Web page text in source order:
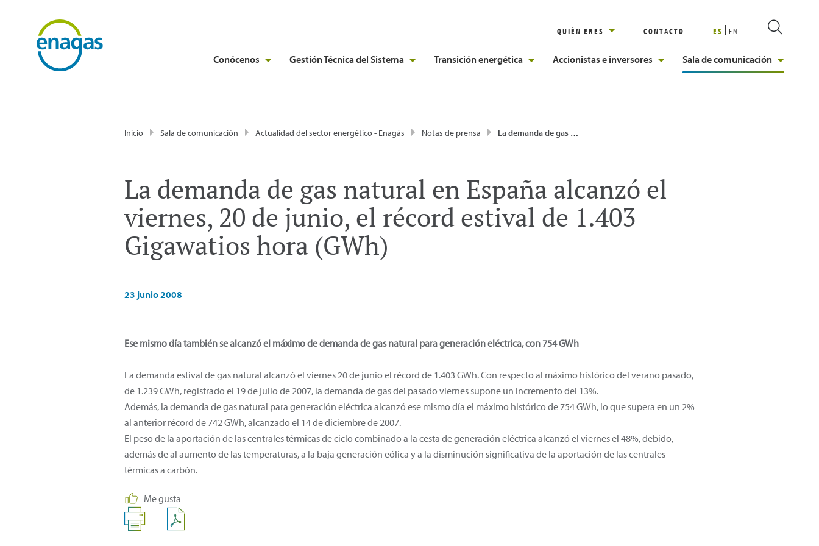
QUIÉN ERES CONTACTO ES EN
Conócenos Gestión Técnica del Sistema Transición energética Accionistas e inversores Sala de comunicación
Inicio Sala de comunicación Actualidad del sector energético - Enagás Notas de prensa La demanda de gas natural en España alcanzó el viernes, 20 de junio, el récord estival de 1.403 Gigawatios hora (GWh)
La demanda de gas natural en España alcanzó el
viernes, 20 de junio, el récord estival de 1.403
Gigawatios hora (GWh)
23 junio 2008
Ese mismo día también se alcanzó el máximo de demanda de gas natural para generación eléctrica, con 754 GWh
La demanda estival de gas natural alcanzó el viernes 20 de junio el récord de 1.403 GWh. Con respecto al máximo histórico del verano pasado,
de 1.239 GWh, registrado el 19 de julio de 2007, la demanda de gas del pasado viernes supone un incremento del 13%.
Además, la demanda de gas natural para generación eléctrica alcanzó ese mismo día el máximo histórico de 754 GWh, lo que supera en un 2%
al anterior récord de 742 GWh, alcanzado el 14 de diciembre de 2007.
El peso de la aportación de las centrales térmicas de ciclo combinado a la cesta de generación eléctrica alcanzó el viernes el 48%, debido,
además de al aumento de las temperaturas, a la baja generación eólica y a la disminución significativa de la aportación de las centrales
térmicas a carbón.
Me gusta